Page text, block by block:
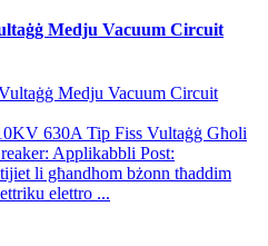
Medju Vacuum Circuit
630A Tip Fiss Vultaġġ Għoli
Applikabbli Post:
li għandhom bżonn tħaddim
elettro ...